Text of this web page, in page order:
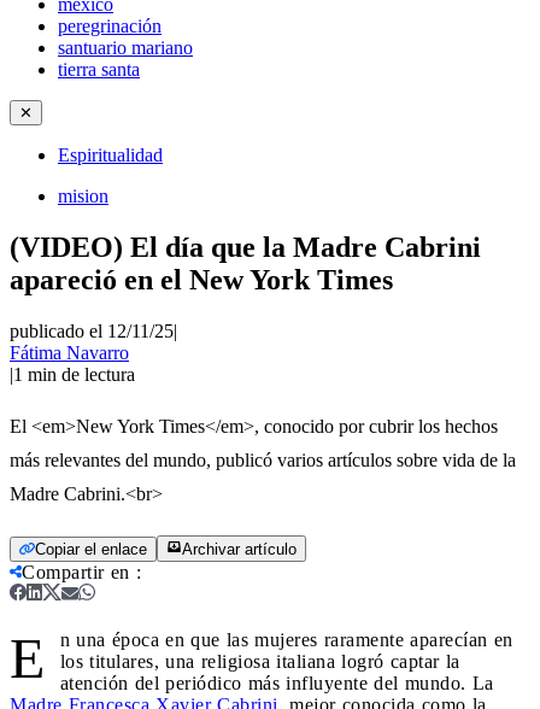
mexico
peregrinación
santuario mariano
tierra santa
✕
Espiritualidad
mision
(VIDEO) El día que la Madre Cabrini
apareció en el New York Times
publicado el 12/11/25|
Fátima Navarro
|1 min de lectura
El <em>New York Times</em>, conocido por cubrir los hechos
más relevantes del mundo, publicó varios artículos sobre vida de la
Madre Cabrini.<br>
Copiar el enlace Archivar artículo
Compartir en :
E
n una época en que las mujeres raramente aparecían en
los titulares, una religiosa italiana logró captar la
atención del periódico más influyente del mundo. La
Madre Francesca Xavier Cabrini, mejor conocida como la